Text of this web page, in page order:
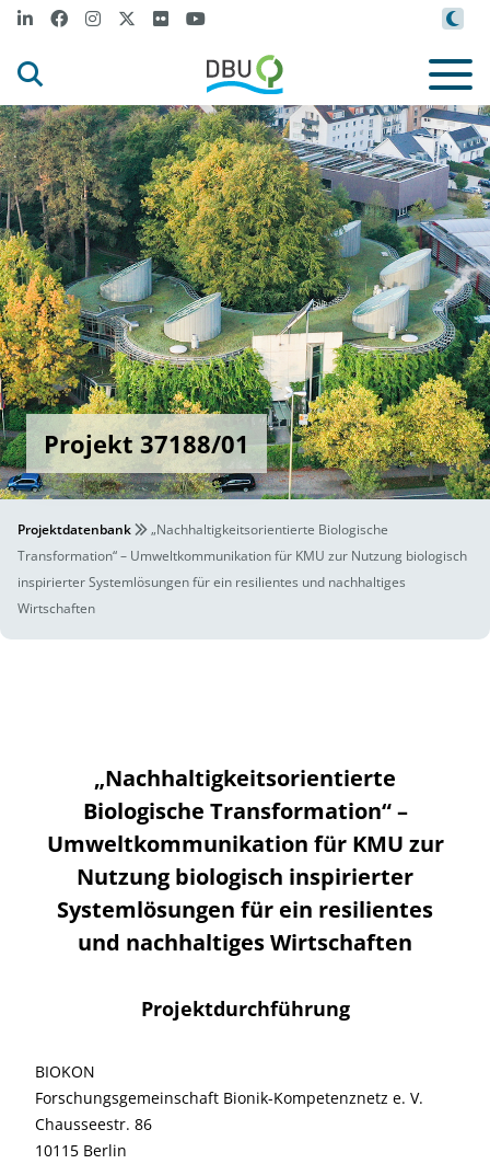
Projekt 37188/01
Projektdatenbank
„Nachhaltigkeitsorientierte Biologische
Transformation“ – Umweltkommunikation für KMU zur Nutzung biologisch
inspirierter Systemlösungen für ein resilientes und nachhaltiges
Wirtschaften
„Nachhaltigkeitsorientierte
Biologische Transformation“ –
Umweltkommunikation für KMU zur
Nutzung biologisch inspirierter
Systemlösungen für ein resilientes
und nachhaltiges Wirtschaften
Projektdurchführung
BIOKON
Forschungsgemeinschaft Bionik-Kompetenznetz e. V.
Chausseestr. 86
10115 Berlin